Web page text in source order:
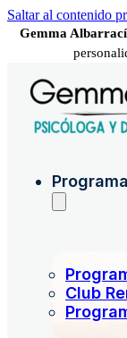
Saltar al contenido
Gemma
Club